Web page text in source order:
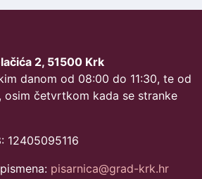
2, 51500 Krk
danom od 08:00 do 11:30, te od
osim četvrtkom kada se stranke
: 12405095116
pisarnica@grad-krk.hr